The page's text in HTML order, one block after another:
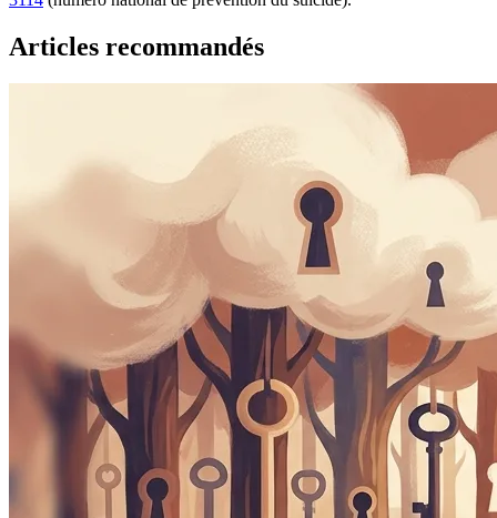
Articles recommandés